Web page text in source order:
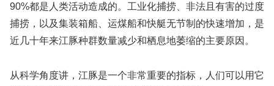
90%都是人类活动造成的。工业化捕捞、非法且有害的过度
捕捞，以及集装箱船、运煤船和快艇无节制的快速增加，是
近几十年来江豚种群数量减少和栖息地萎缩的主要原因。
从科学角度讲，江豚是一个非常重要的指标，人们可以用它